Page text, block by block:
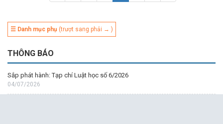
☰ Danh mục phụ (trượt sang phải → )
THÔNG BÁO
Sắp phát hành: Tạp chí Luật học số 6/2026
04/07/2026